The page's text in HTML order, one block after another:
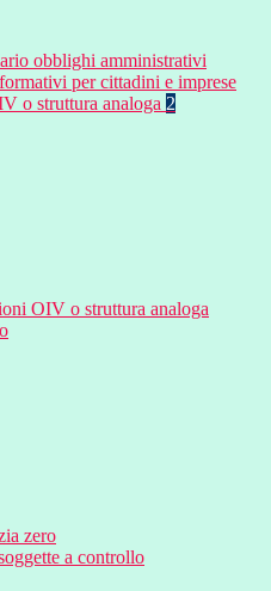
obblighi amministrativi
per cittadini e imprese
o struttura analoga 2
OIV o struttura analoga
zero
a controllo